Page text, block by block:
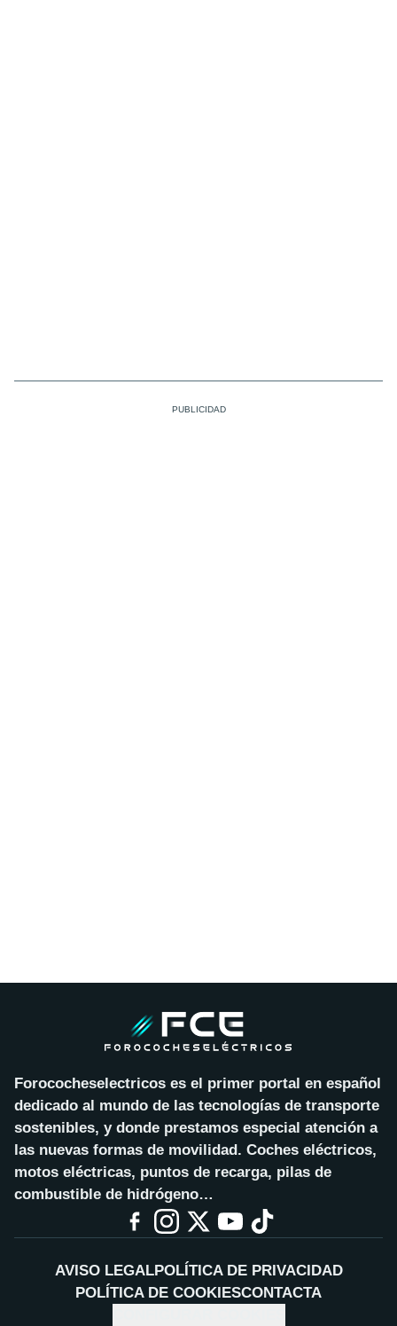
Forococheselectricos es el primer portal en español
dedicado al mundo de las tecnologías de transporte
sostenibles, y donde prestamos especial atención a
las nuevas formas de movilidad. Coches eléctricos,
motos eléctricas, puntos de recarga, pilas de
combustible de hidrógeno…
AVISO LEGALPOLÍTICA DE PRIVACIDAD
POLÍTICA DE COOKIESCONTACTA